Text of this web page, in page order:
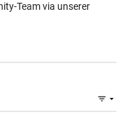
Team via unserer